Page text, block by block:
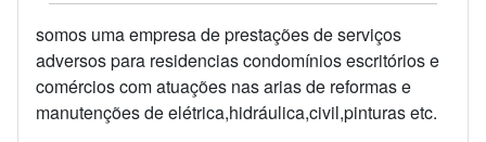
somos uma empresa de prestações de serviços
adversos para residencias condomínios escritórios e
comércios com atuações nas arias de reformas e
manutenções de elétrica,hidráulica,civil,pinturas etc.